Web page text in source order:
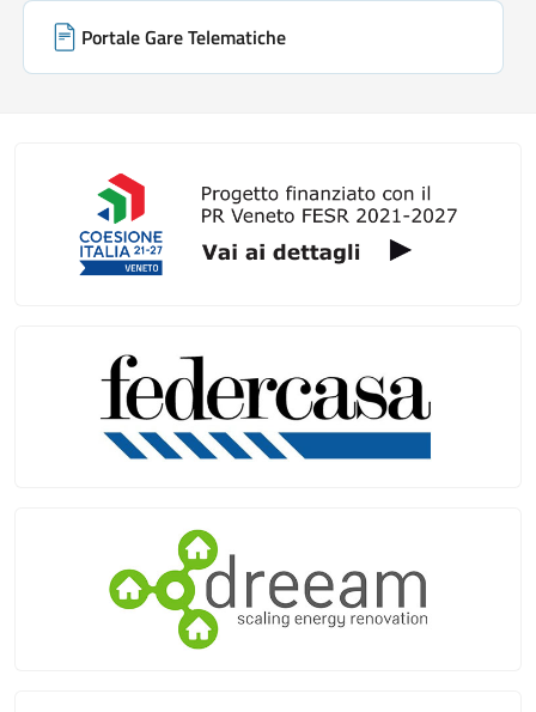
Portale Gare Telematiche
Galleria link rapidi